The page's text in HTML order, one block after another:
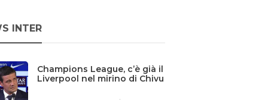
INTER
Champions League, c’è già il
Liverpool nel mirino di Chivu